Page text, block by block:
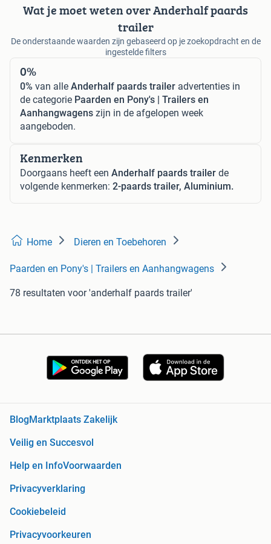
Wat je moet weten over Anderhalf paards
trailer
De onderstaande waarden zijn gebaseerd op je zoekopdracht en de
ingestelde filters
0%
0% van alle Anderhalf paards trailer advertenties in
de categorie Paarden en Pony's | Trailers en
Aanhangwagens zijn in de afgelopen week
aangeboden.
Kenmerken
Doorgaans heeft een Anderhalf paards trailer de
volgende kenmerken: 2-paards trailer, Aluminium.
Home Dieren en Toebehoren
Paarden en Pony's | Trailers en Aanhangwagens
78 resultaten voor 'anderhalf paards trailer'
BlogMarktplaats Zakelijk
Veilig en Succesvol
Help en InfoVoorwaarden
Privacyverklaring
Cookiebeleid
Privacyvoorkeuren